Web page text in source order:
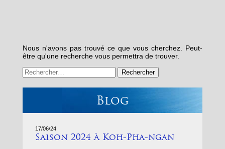
Nous n'avons pas trouvé ce que vous cherchez. Peut-
être qu'une recherche vous permettra de trouver.
Rechercher :
Blog
17/06/24
Saison 2024 à Koh-Pha-ngan